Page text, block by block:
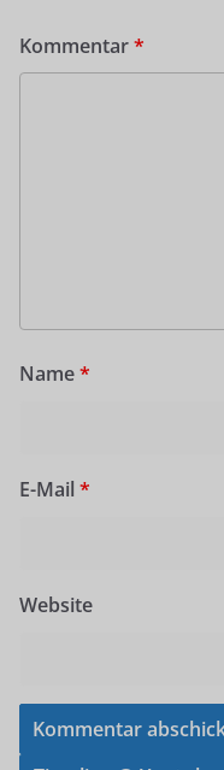
Kommentar*
Name*
E-Mail *
Website